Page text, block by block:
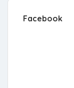
Facebook